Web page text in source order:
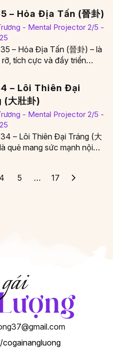
– Hỏa Địa Tấn (晉卦)
- Mental Projector 2/5 -
– Hỏa Địa Tấn (晉卦) – là
tích cực và đầy triển
– Lôi Thiên Đại
大壯卦)
- Mental Projector 2/5 -
– Lôi Thiên Đại Tráng (大
quẻ mang sức mạnh nội
4 5 … 17